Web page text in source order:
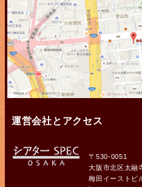
運営会社とアクセス
〒530-0051
大阪市北区太融
梅田イーストビ